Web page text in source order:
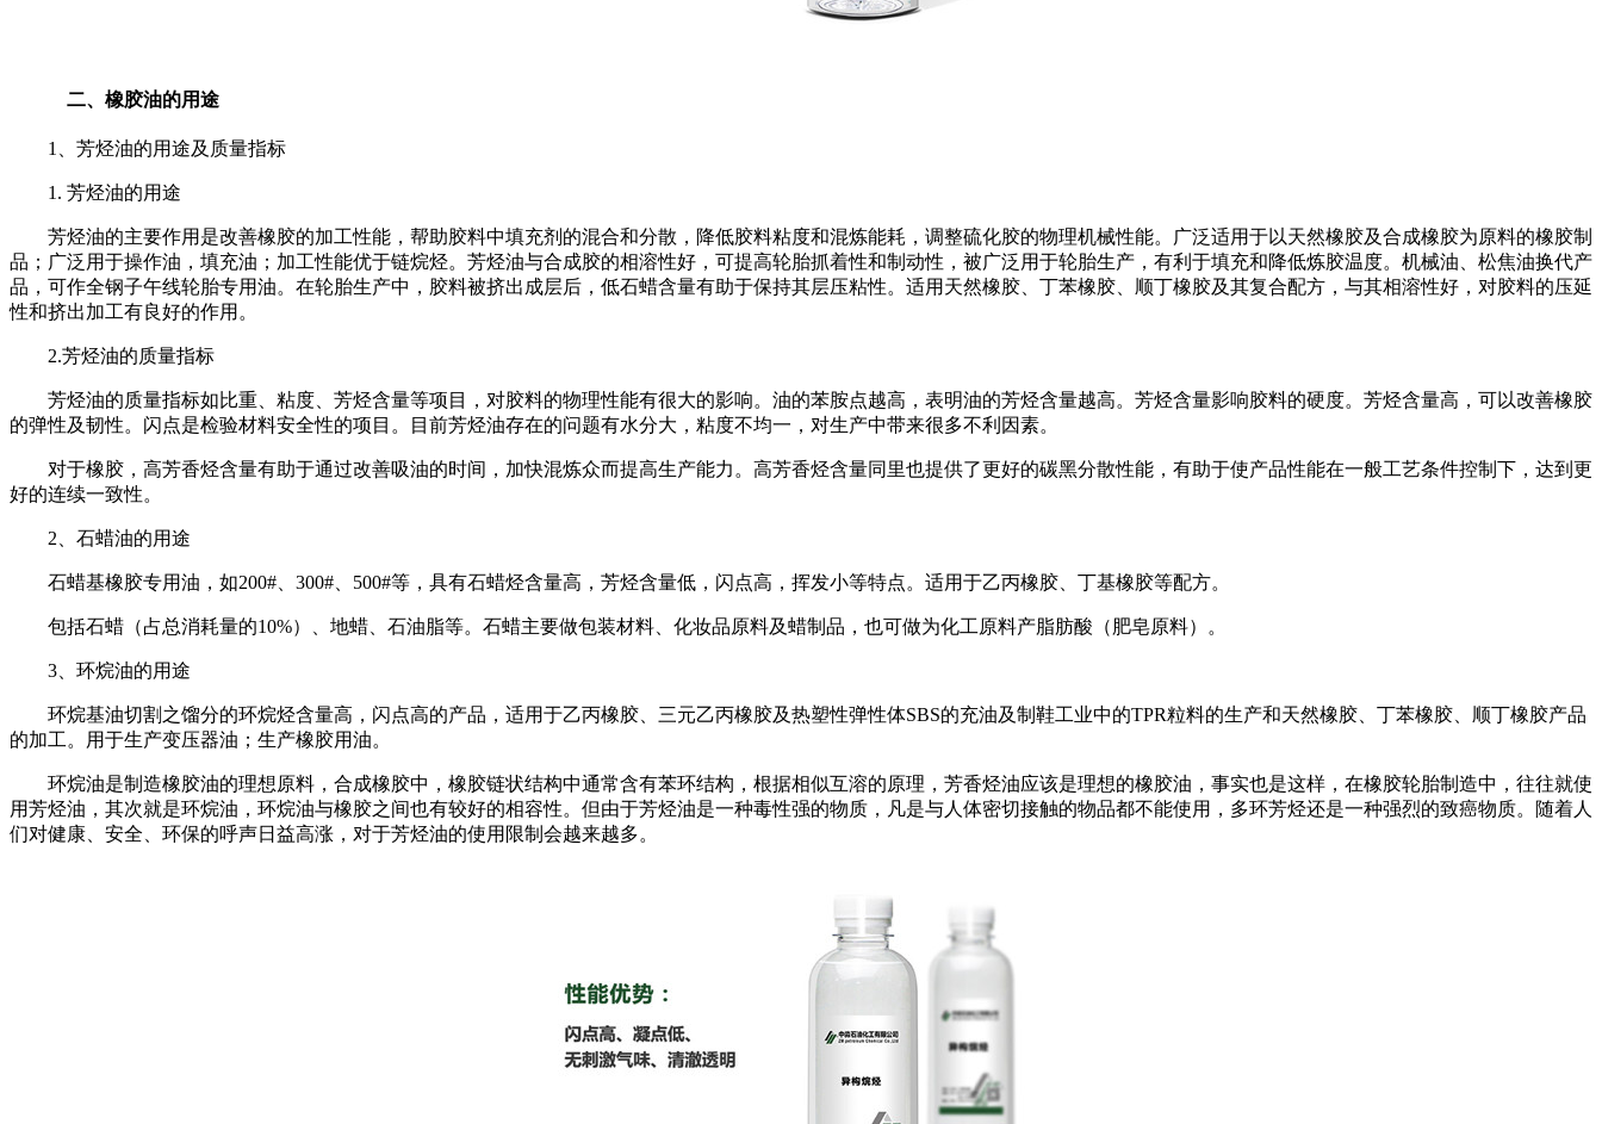
二、橡胶油的用途
1 、芳烃油的用途及质量指标
1. 芳烃油的用途
芳烃油的主要作用是改善橡胶的加工性能，帮助胶料中填充剂的混合和分散，降低胶料粘度和混炼能耗，调整硫化胶的物理机械性能。广泛适用于以天然橡胶及合成橡胶为原料的橡胶制
品；广泛用于操作油，填充油；加工性能优于链烷烃。芳烃油与合成胶的相溶性好，可提高轮胎抓着性和制动性，被广泛用于轮胎生产，有利于填充和降低炼胶温度。机械油、松焦油换代产
品，可作全钢子午线轮胎专用油。在轮胎生产中，胶料被挤出成层后，低石蜡含量有助于保持其层压粘性。适用天然橡胶、丁苯橡胶、顺丁橡胶及其复合配方，与其相溶性好，对胶料的压延
性和挤出加工有良好的作用。
2.芳烃油的质量指标
芳烃油的质量指标如比重、粘度、芳烃含量等项目，对胶料的物理性能有很大的影响。油的苯胺点越高，表明油的芳烃含量越高。芳烃含量影响胶料的硬度。芳烃含量高，可以改善橡胶
的弹性及韧性。闪点是检验材料安全性的项目。目前芳烃油存在的问题有水分大，粘度不均一，对生产中带来很多不利因素。
对于橡胶，高芳香烃含量有助于通过改善吸油的时间，加快混炼众而提高生产能力。高芳香烃含量同里也提供了更好的碳黑分散性能，有助于使产品性能在一般工艺条件控制下，达到更
好的连续一致性。
2 、石蜡油的用途
石蜡基橡胶专用油，如200# 300# 500#等，具有石蜡烃含量高，芳烃含量低，闪点高，挥发小等特点。适用于乙丙橡胶、丁基橡胶等配方。
包括石蜡（占总消耗量的10%）、地蜡、石油脂等。石蜡主要做包装材料、化妆品原料及蜡制品，也可做为化工原料产脂肪酸（肥皂原料）。
3 、环烷油的用途
环烷基油切割之馏分的环烷烃含量高，闪点高的产品，适用于乙丙橡胶、三元乙丙橡胶及热塑性弹性体SBS的充油及制鞋工业中的TPR粒料的生产和天然橡胶、丁苯橡胶、顺丁橡胶产品
的加工。用于生产变压器油；生产橡胶用油。
环烷油是制造橡胶油的理想原料，合成橡胶中，橡胶链状结构中通常含有苯环结构，根据相似互溶的原理，芳香烃油应该是理想的橡胶油，事实也是这样，在橡胶轮胎制造中，往往就使
用芳烃油，其次就是环烷油，环烷油与橡胶之间也有较好的相容性。但由于芳烃油是一种毒性强的物质，凡是与人体密切接触的物品都不能使用，多环芳烃还是一种强烈的致癌物质。随着人
们对健康、安全、环保的呼声日益高涨，对于芳烃油的使用限制会越来越多。